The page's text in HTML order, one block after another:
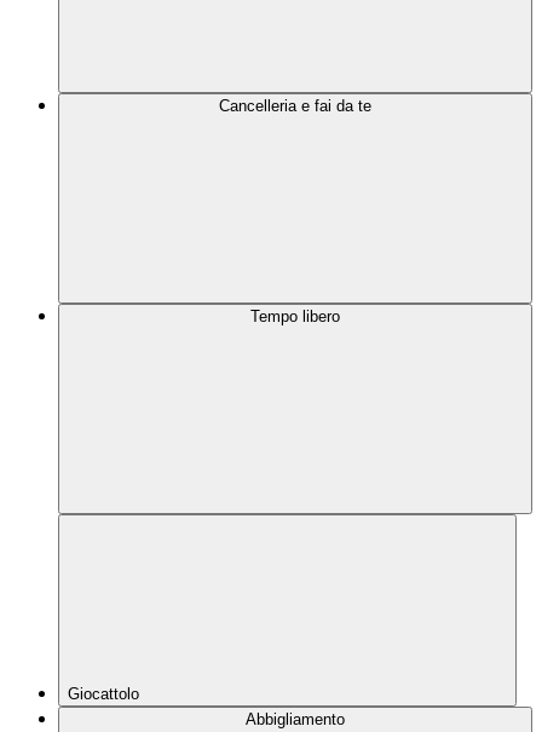
Cancelleria e fai da te
Tempo libero
Giocattolo
Abbigliamento